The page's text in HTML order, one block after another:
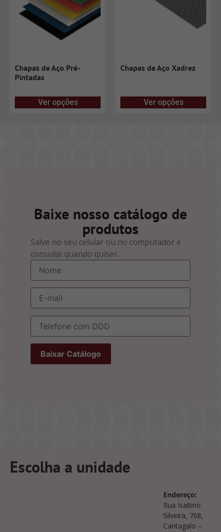
Chapas de Aço Pré-
Pintadas
Ver opções
Chapas de Aço Xadrez
Ver opções
Baixe nosso catálogo de
produtos
Salve no seu celular ou no computador e
consulte quando quiser.
Escolha a unidade
Endereço:
Rua Isaltino
Silveira, 768,
Cantagalo –